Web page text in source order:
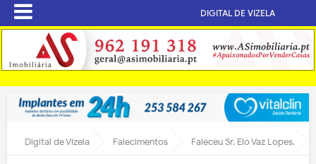
DIGITAL DE VIZELA
Digital de Vizela Falecimentos Faleceu Sr. Elo Vaz Lopes